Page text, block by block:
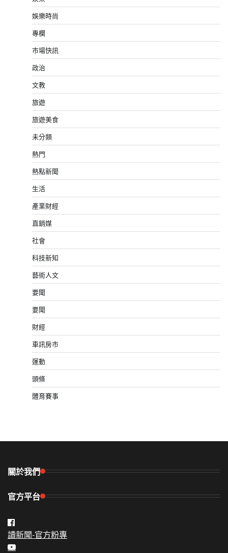
娛樂時尚
專欄
市場快訊
政治
文教
旅遊
旅遊美食
未分類
熱門
熱點新聞
生活
產業財經
直銷媒
社會
科技新知
藝術人文
要聞
要聞
財經
車訊房市
運動
頭條
體育賽事
關於我們
官方平台
讀新聞-官方粉專